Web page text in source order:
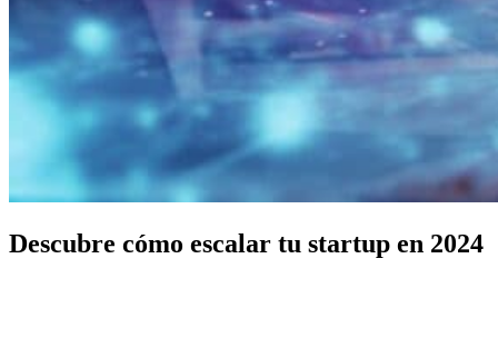
Descubre cómo escalar tu startup en 2024